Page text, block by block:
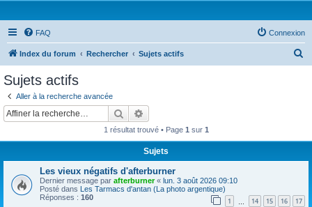
FAQ Connexion
Index du forum Rechercher Sujets actifs
Sujets actifs
Aller à la recherche avancée
Rechercher
1 résultat trouvé • Page 1 sur 1
Sujets
Les vieux négatifs d'afterburner
Dernier message par afterburner« lun. 3 août 2026 09:10
Posté dans Les Tarmacs d'antan (La photo argentique)
Réponses : 160 1 14 15 16 17